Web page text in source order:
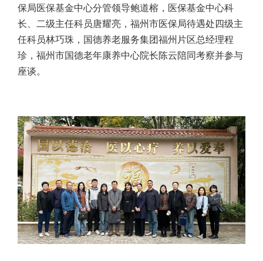
保局医保基金中心分管领导鲍道榕，医保基金中心科
长、二级主任科员唐耀亮，福州市医保局待遇处四级主
任科员林巧珠，国德养老服务集团福州片区总经理程
珍，福州市国德老年康养中心院长陈云陪同考察并参与
座谈。